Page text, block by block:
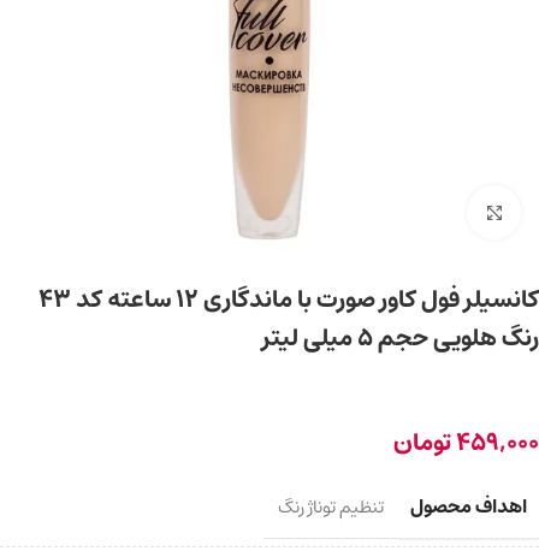
برای بزرگ‌نمایی کلیک کنید
کانسیلر فول کاور صورت با ماندگاری 12 ساعته کد 43
رنگ هلویی حجم 5 میلی لیتر
459,000تومان
اهداف محصول تنظیم توناژ رنگ